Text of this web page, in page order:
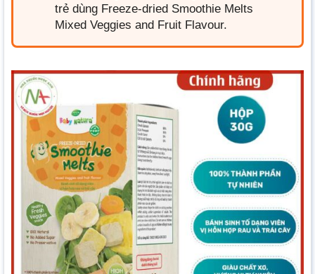
trẻ dùng Freeze-dried Smoothie Melts
Mixed Veggies and Fruit Flavour.